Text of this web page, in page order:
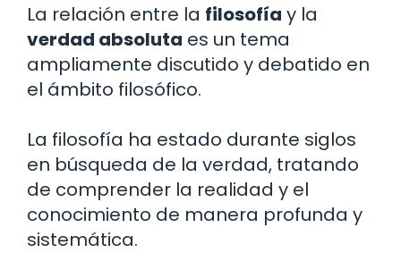
La relación entre la filosofía y la
verdad absoluta es un tema
ampliamente discutido y debatido en
el ámbito filosófico.
La filosofía ha estado durante siglos
en búsqueda de la verdad, tratando
de comprender la realidad y el
conocimiento de manera profunda y
sistemática.